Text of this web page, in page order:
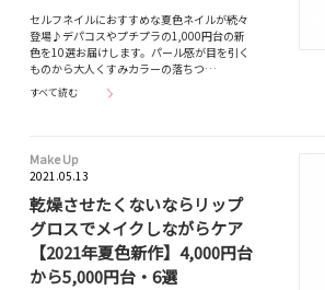
セルフネイルにおすすめな夏色ネイルが続々
登場♪デパコスやプチプラの1,000円台の新
色を10選お届けします。パール感が目を引く
ものから大人くすみカラーの落ちつ…
すべて読む
Make Up
2021.05.13
乾燥させたくないならリップ
グロスでメイクしながらケア
【2021年夏色新作】4,000円台
から5,000円台・6選